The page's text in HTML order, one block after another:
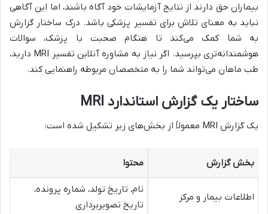
بیماران حق دارند از نتایج آزمایشات خود آگاه باشند، اما این آگاهی
نباید به معنای تلاش برای تفسیر پزشکی باشد. درک ساختار گزارش
به شما کمک می‌کند تا هنگام صحبت با پزشک، سوالات
هوشمندانه‌تری بپرسید. اگر نیاز به مشاوره آنلاین تفسیر MRI دارید،
طب ماهان می‌تواند شما را به متخصصان مربوطه راهنمایی کند.
ساختار یک گزارش استاندارد MRI
یک گزارش MRI معمولاً از بخش‌های زیر تشکیل شده است:
بخش گزارش محتوا
اطلاعات بیمار و مرکز
نام، تاریخ تولد، شماره پرونده،
تاریخ تصویربرداری